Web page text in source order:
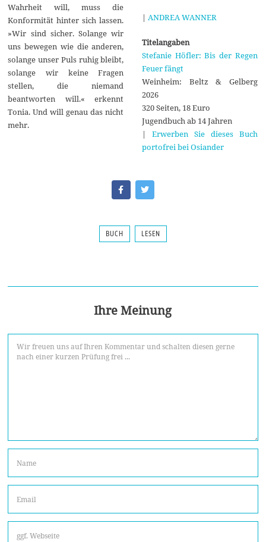
Wahrheit will, muss die
Konformität hinter sich lassen.
»Wir sind sicher. Solange wir
uns bewegen wie die anderen,
solange unser Puls ruhig bleibt,
solange wir keine Fragen
stellen, die niemand
beantworten will.« erkennt
Tonia. Und will genau das nicht
mehr.
| ANDREA WANNER
Titelangaben
Stefanie Höfler: Bis der Regen
Feuer fängt
Weinheim: Beltz & Gelberg
2026
320 Seiten, 18 Euro
Jugendbuch ab 14 Jahren
| Erwerben Sie dieses Buch
portofrei bei Osiander
BUCH LESEN
Ihre Meinung